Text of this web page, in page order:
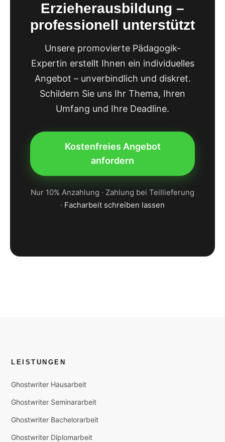
anzufragen. Nutzen Sie unseren
Preisrechnerfür eine genaue
Erzieherausbildung –
professionell unterstützt
Unsere promovierte Pädagogik-
Expertin erstellt Ihnen ein individuelles
Angebot – unverbindlich und diskret.
Schildern Sie uns Ihr Thema, Ihren
Umfang und Ihre Deadline.
Kostenfreies Angebot
anfordern
Nur 10% Anzahlung · Zahlung bei Teillieferung
· Facharbeit schreiben lassen
LEISTUNGEN
Ghostwriter Hausarbeit
Ghostwriter Seminararbeit
Ghostwriter Bachelorarbeit
Ghostwriter Diplomarbeit